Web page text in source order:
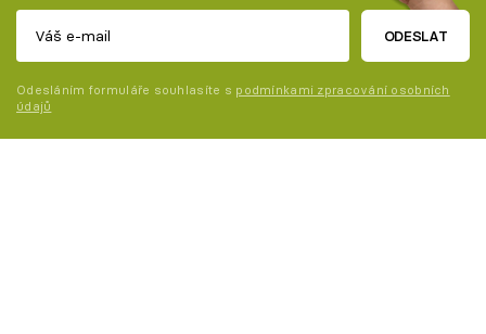
ODESLAT
Odesláním formuláře souhlasíte s podmínkami zpracování osobních
údajů